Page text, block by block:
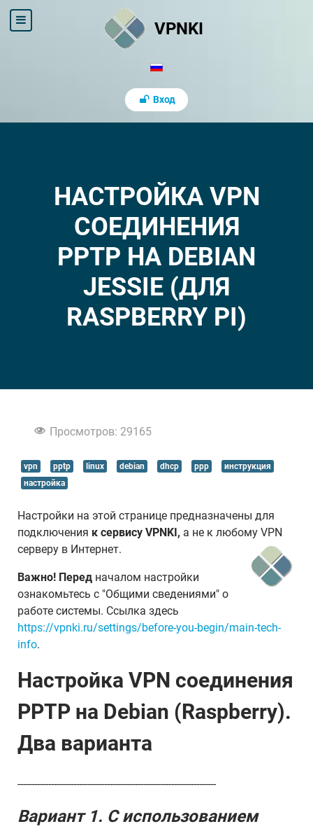
VPNKI
Вход
НАСТРОЙКА VPN
СОЕДИНЕНИЯ
PPTP НА DEBIAN
JESSIE (ДЛЯ
RASPBERRY PI)
Просмотров: 29165
vpn pptp linux debian dhcp ppp
инструкция
настройка
Настройки на этой странице предназначены для
подключения к сервису VPNKI, а не к любому VPN
серверу в Интернет.
Важно! Перед началом настройки
ознакомьтесь с "Общими сведениями" о
работе системы. Ссылка здесь
https://vpnki.ru/settings/before-you-begin/main-tech-
info.
Настройка VPN соединения
PPTP на Debian (Raspberry).
Два варианта
-----------------------------------------------------------------------
Вариант 1. С использованием